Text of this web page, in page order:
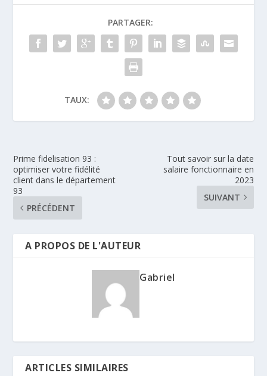
PARTAGER:
TAUX:
Prime fidelisation 93 :
optimiser votre fidélité
client dans le département
93
PRÉCÉDENT
Tout savoir sur la date
salaire fonctionnaire en
2023
SUIVANT
A PROPOS DE L'AUTEUR
Gabriel
ARTICLES SIMILAIRES